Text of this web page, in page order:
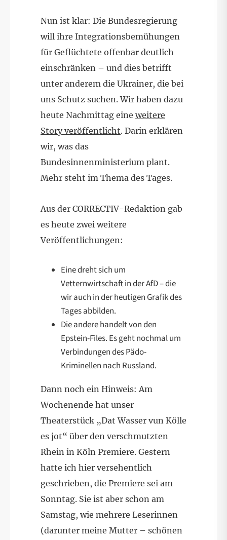
Nun ist klar: Die Bundesregierung
will ihre Integrationsbemühungen
für Geflüchtete offenbar deutlich
einschränken – und dies betrifft
unter anderem die Ukrainer, die bei
uns Schutz suchen. Wir haben dazu
heute Nachmittag eine weitere
Story veröffentlicht. Darin erklären
wir, was das
Bundesinnenministerium plant.
Mehr steht im Thema des Tages.
Aus der CORRECTIV-Redaktion gab
es heute zwei weitere
Veröffentlichungen:
Eine dreht sich um
Vetternwirtschaft in der AfD – die
wir auch in der heutigen Grafik des
Tages abbilden.
Die andere handelt von den
Epstein-Files. Es geht nochmal um
Verbindungen des Pädo-
Kriminellen nach Russland.
Dann noch ein Hinweis: Am
Wochenende hat unser
Theaterstück „Dat Wasser vun Kölle
es jot“ über den verschmutzten
Rhein in Köln Premiere. Gestern
hatte ich hier versehentlich
geschrieben, die Premiere sei am
Sonntag. Sie ist aber schon am
Samstag, wie mehrere Leserinnen
(darunter meine Mutter – schönen